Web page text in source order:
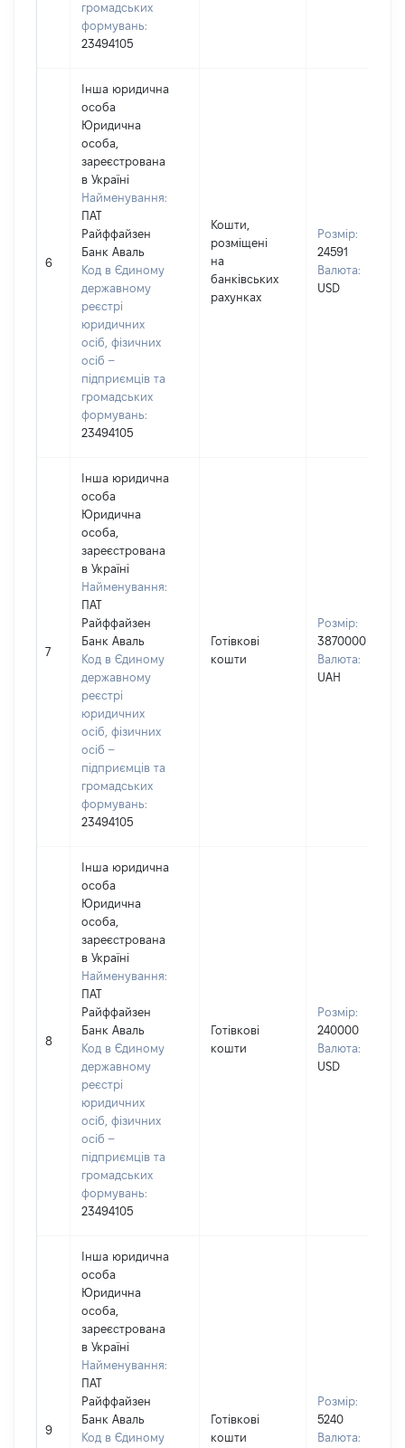
громадських
формувань:
23494105
6
Інша юридична
особа
Юридична
особа,
зареєстрована
в Україні
Найменування:
ПАТ
Райффайзен
Банк Аваль
Код в Єдиному
державному
реєстрі
юридичних
осіб, фізичних
осіб –
підприємців та
громадських
формувань:
23494105
Кошти,
розміщені
на
банківських
рахунках
Розмір:
24591
Валюта:
USD
7
Інша юридична
особа
Юридична
особа,
зареєстрована
в Україні
Найменування:
ПАТ
Райффайзен
Банк Аваль
Код в Єдиному
державному
реєстрі
юридичних
осіб, фізичних
осіб –
підприємців та
громадських
формувань:
23494105
Готівкові
кошти
Розмір:
3870000
Валюта:
UAH
8
Інша юридична
особа
Юридична
особа,
зареєстрована
в Україні
Найменування:
ПАТ
Райффайзен
Банк Аваль
Код в Єдиному
державному
реєстрі
юридичних
осіб, фізичних
осіб –
підприємців та
громадських
формувань:
23494105
Готівкові
кошти
Розмір:
240000
Валюта:
USD
9
Інша юридична
особа
Юридична
особа,
зареєстрована
в Україні
Найменування:
ПАТ
Райффайзен
Банк Аваль
Код в Єдиному
Готівкові
кошти
Розмір:
5240
Валюта: